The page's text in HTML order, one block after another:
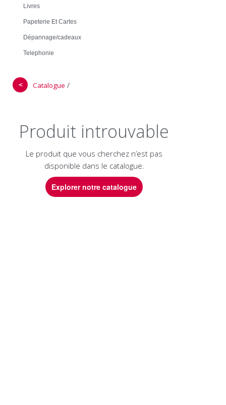
Livres
Papeterie Et Cartes
Dépannage/cadeaux
Telephonie
＜ Catalogue /
Produit introuvable
Le produit que vous cherchez n’est pas
disponible dans le catalogue.
Explorer notre catalogue